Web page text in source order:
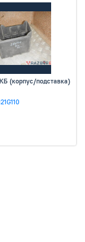
(корпус/подставка)